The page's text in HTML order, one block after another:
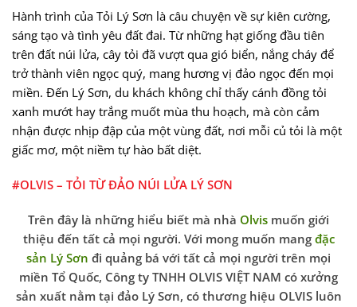
Hành trình của Tỏi Lý Sơn là câu chuyện về sự kiên cường,
sáng tạo và tình yêu đất đai. Từ những hạt giống đầu tiên
trên đất núi lửa, cây tỏi đã vượt qua gió biển, nắng cháy để
trở thành viên ngọc quý, mang hương vị đảo ngọc đến mọi
miền. Đến Lý Sơn, du khách không chỉ thấy cánh đồng tỏi
xanh mướt hay trắng muốt mùa thu hoạch, mà còn cảm
nhận được nhịp đập của một vùng đất, nơi mỗi củ tỏi là một
giấc mơ, một niềm tự hào bất diệt.
#OLVIS – TỎI TỪ ĐẢO NÚI LỬA LÝ SƠN
Trên đây là những hiểu biết mà nhà Olvis muốn giới
thiệu đến tất cả mọi người. Với mong muốn mangđặc
sản Lý Sơn đi quảng bá với tất cả mọi người trên mọi
miền Tổ Quốc, Công ty TNHH OLVIS VIỆT NAM có xưởng
sản xuất nằm tại đảo Lý Sơn, có thương hiệu OLVIS luôn